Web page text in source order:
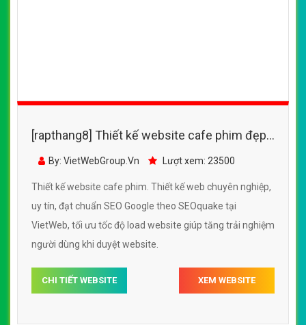
[rapthang8] Thiết kế website cafe phim đẹp,
chuyên nghiệp chuẩn SEO
By: VietWebGroup.Vn Lượt xem: 23500
Thiết kế website cafe phim. Thiết kế web chuyên nghiệp,
uy tín, đạt chuẩn SEO Google theo SEOquake tại
VietWeb, tối ưu tốc độ load website giúp tăng trải nghiệm
người dùng khi duyệt website.
CHI TIẾT WEBSITE XEM WEBSITE